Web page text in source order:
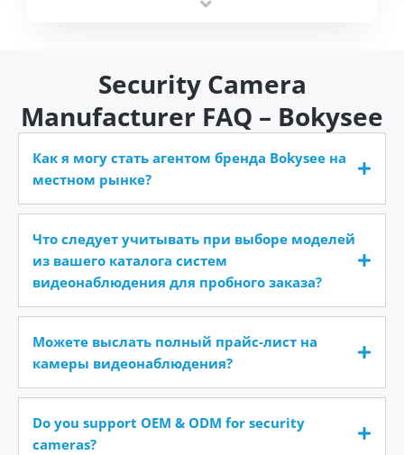
time.
Security Camera
Manufacturer FAQ – Bokysee
Как я могу стать агентом бренда Bokysee на
местном рынке?
Что следует учитывать при выборе моделей
из вашего каталога систем
видеонаблюдения для пробного заказа?
Можете выслать полный прайс-лист на
камеры видеонаблюдения?
Do you support OEM & ODM for security
cameras?